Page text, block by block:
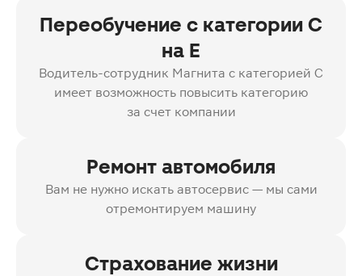
Переобучение с категории C
на E
Водитель-сотрудник Магнита с категорией C
имеет возможность повысить категорию
за счет компании
Ремонт автомобиля
Вам не нужно искать автосервис — мы сами
отремонтируем машину
Страхование жизни